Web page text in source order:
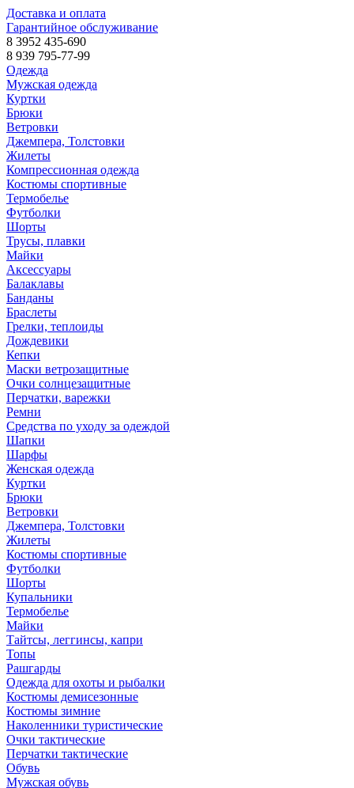
Доставка и оплата
Гарантийное обслуживание
8 3952 435-690
8 939 795-77-99
Одежда
Мужская одежда
Куртки
Брюки
Ветровки
Джемпера, Толстовки
Жилеты
Компрессионная одежда
Костюмы спортивные
Термобелье
Футболки
Шорты
Трусы, плавки
Майки
Аксессуары
Балаклавы
Банданы
Браслеты
Грелки, теплоиды
Дождевики
Кепки
Маски ветрозащитные
Очки солнцезащитные
Перчатки, варежки
Ремни
Средства по уходу за одеждой
Шапки
Шарфы
Женская одежда
Куртки
Брюки
Ветровки
Джемпера, Толстовки
Жилеты
Костюмы спортивные
Футболки
Шорты
Купальники
Термобелье
Майки
Тайтсы, леггинсы, капри
Топы
Рашгарды
Одежда для охоты и рыбалки
Костюмы демисезонные
Костюмы зимние
Наколенники туристические
Очки тактические
Перчатки тактические
Обувь
Мужская обувь